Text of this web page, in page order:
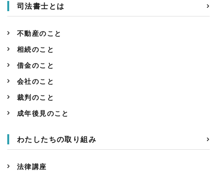
司法書士とは
不動産のこと
相続のこと
借金のこと
会社のこと
裁判のこと
成年後見のこと
わたしたちの取り組み
法律講座